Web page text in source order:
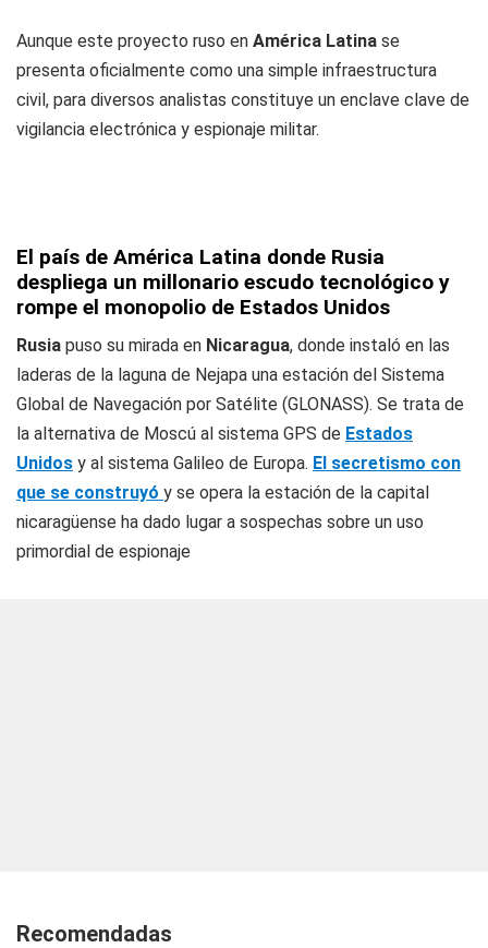
Aunque este proyecto ruso en América Latina se
presenta oficialmente como una simple infraestructura
civil, para diversos analistas constituye un enclave clave de
vigilancia electrónica y espionaje militar.
El país de América Latina donde Rusia
despliega un millonario escudo tecnológico y
rompe el monopolio de Estados Unidos
Rusia puso su mirada en Nicaragua, donde instaló en las
laderas de la laguna de Nejapa una estación del Sistema
Global de Navegación por Satélite (GLONASS). Se trata de
la alternativa de Moscú al sistema GPS de Estados
Unidos y al sistema Galileo de Europa. El secretismo con
que se construyó y se opera la estación de la capital
nicaragüense ha dado lugar a sospechas sobre un uso
primordial de espionaje
Recomendadas